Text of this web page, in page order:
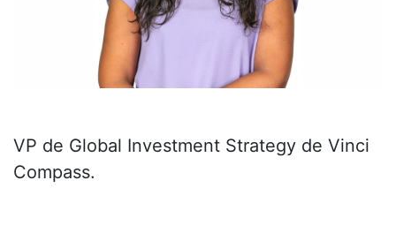
VP de Global Investment Strategy de Vinci
Compass.